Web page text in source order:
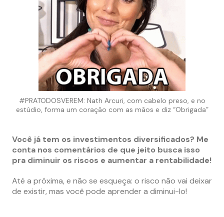
#PRATODOSVEREM: Nath Arcuri, com cabelo preso, e no
estúdio, forma um coração com as mãos e diz “Obrigada”
Você já tem os investimentos diversificados? Me
conta nos comentários de que jeito busca isso
pra diminuir os riscos e aumentar a rentabilidade!
Até a próxima, e não se esqueça: o risco não vai deixar
de existir, mas você pode aprender a diminui-lo!